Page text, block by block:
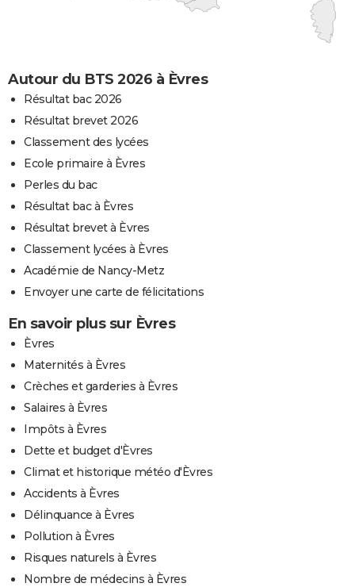
Autour du BTS 2026 à Èvres
Résultat bac 2026
Résultat brevet 2026
Classement des lycées
Ecole primaire à Èvres
Perles du bac
Résultat bac à Èvres
Résultat brevet à Èvres
Classement lycées à Èvres
Académie de Nancy-Metz
Envoyer une carte de félicitations
En savoir plus sur Èvres
Èvres
Maternités à Èvres
Crèches et garderies à Èvres
Salaires à Èvres
Impôts à Èvres
Dette et budget d'Èvres
Climat et historique météo d'Èvres
Accidents à Èvres
Délinquance à Èvres
Pollution à Èvres
Risques naturels à Èvres
Nombre de médecins à Èvres